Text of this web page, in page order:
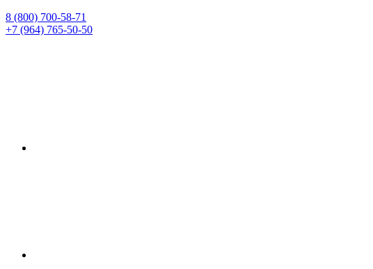
8 (800) 700-58-71
+7 (964) 765-50-50